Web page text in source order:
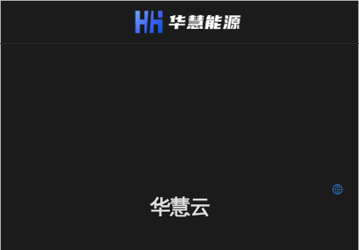
华慧云